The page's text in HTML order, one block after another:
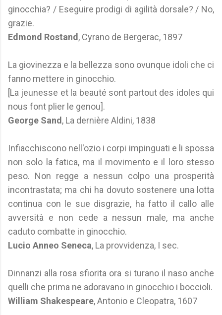
ginocchia? / Eseguire prodigi di agilità dorsale? / No,
grazie.
Edmond Rostand , Cyrano de Bergerac, 1897
La giovinezza e la bellezza sono ovunque idoli che ci
fanno mettere in ginocchio.
[La jeunesse et la beauté sont partout des idoles qui
nous font plier le genou].
George Sand , La dernière Aldini, 1838
Infiacchiscono nell'ozio i corpi impinguati e li spossa
non solo la fatica, ma il movimento e il loro stesso
peso. Non regge a nessun colpo una prosperità
incontrastata; ma chi ha dovuto sostenere una lotta
continua con le sue disgrazie, ha fatto il callo alle
avversità e non cede a nessun male, ma anche
caduto combatte in ginocchio.
Lucio Anneo Seneca, La provvidenza, I sec.
Dinnanzi alla rosa sfiorita ora si turano il naso anche
quelli che prima ne adoravano in ginocchio i boccioli.
William Shakespeare, Antonio e Cleopatra, 1607